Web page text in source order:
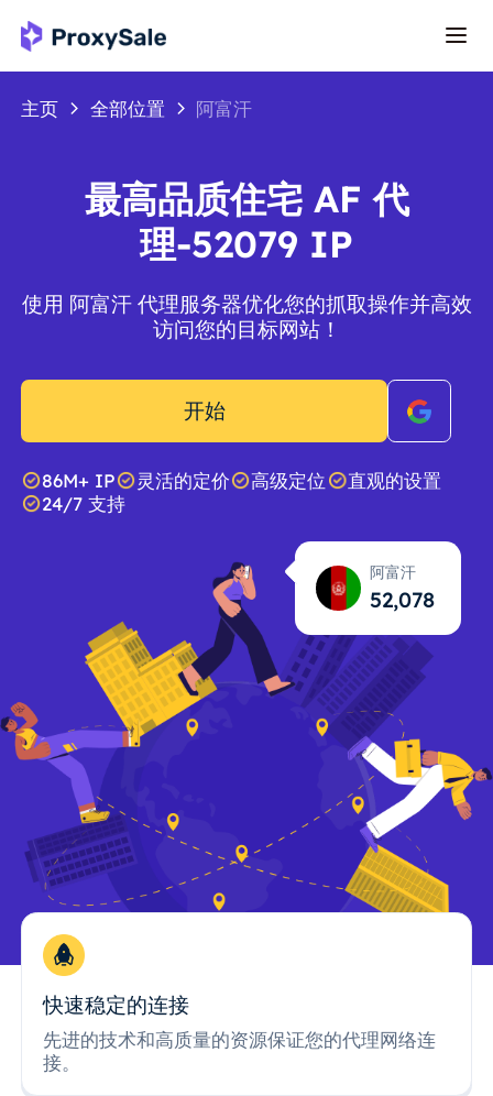
主页 全部位置 阿富汗
最高品质住宅 AF 代
理-52079 IP
使用 阿富汗 代理服务器优化您的抓取操作并高效
访问您的目标网站！
开始
86M+ IP 灵活的定价 高级定位
直观的设置
24/7 支持
阿富汗
52,079
快速稳定的连接
先进的技术和高质量的资源保证您的代理网络连
接。